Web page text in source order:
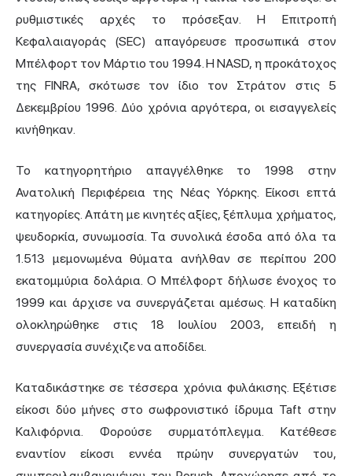
ρυθμιστικές αρχές το πρόσεξαν. Η Επιτροπή
Κεφαλαιαγοράς (SEC) απαγόρευσε προσωπικά στον
Μπέλφορτ τον Μάρτιο του 1994. Η NASD, η προκάτοχος
της FINRA, σκότωσε τον ίδιο τον Στράτον στις 5
Δεκεμβρίου 1996. Δύο χρόνια αργότερα, οι εισαγγελείς
κινήθηκαν.
Το κατηγορητήριο απαγγέλθηκε το 1998 στην
Ανατολική Περιφέρεια της Νέας Υόρκης. Είκοσι επτά
κατηγορίες. Απάτη με κινητές αξίες, ξέπλυμα χρήματος,
ψευδορκία, συνωμοσία. Τα συνολικά έσοδα από όλα τα
1.513 μεμονωμένα θύματα ανήλθαν σε περίπου 200
εκατομμύρια δολάρια. Ο Μπέλφορτ δήλωσε ένοχος το
1999 και άρχισε να συνεργάζεται αμέσως. Η καταδίκη
ολοκληρώθηκε στις 18 Ιουλίου 2003, επειδή η
συνεργασία συνέχιζε να αποδίδει.
Καταδικάστηκε σε τέσσερα χρόνια φυλάκισης. Εξέτισε
είκοσι δύο μήνες στο σωφρονιστικό ίδρυμα Taft στην
Καλιφόρνια. Φορούσε συρματόπλεγμα. Κατέθεσε
εναντίον είκοσι εννέα πρώην συνεργατών του,